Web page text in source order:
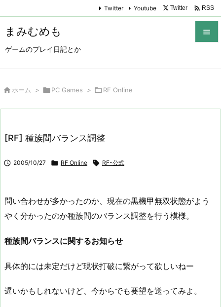
まみむめも
ゲームのプレイ日記とか

Twitter Youtube Twitter  RSS
 ホーム > PC Games > RF Online
[RF] 種族間バランス調整
 2005/10/27  RF Online  RF-公式
問い合わせが多かったのか、現在の黒機甲無双状態がよう
やく分かったのか種族間のバランス調整を行う模様。
種族間バランスに関するお知らせ
具体的には未定だけど現状打破に繋がって欲しいねー
遅いかもしれないけど、今からでも要望を送ってみよ。